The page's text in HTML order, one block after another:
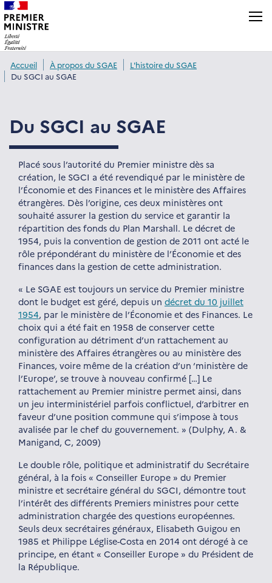
Panneau de gestion des cookies
Accueil À propos du SGAE
L'histoire du SGAE
Du SGCI au SGAE
Du SGCI au SGAE
Placé sous l’autorité du Premier ministre dès sa
création, le SGCI a été revendiqué par le ministère de
l’Économie et des Finances et le ministère des Affaires
étrangères. Dès l’origine, ces deux ministères ont
souhaité assurer la gestion du service et garantir la
répartition des fonds du Plan Marshall. Le décret de
1954, puis la convention de gestion de 2011 ont acté le
rôle prépondérant du ministère de l’Économie et des
finances dans la gestion de cette administration.
« Le SGAE est toujours un service du Premier ministre
dont le budget est géré, depuis un décret du 10 juillet
1954, par le ministère de l’Économie et des Finances. Le
choix qui a été fait en 1958 de conserver cette
configuration au détriment d’un rattachement au
ministère des Affaires étrangères ou au ministère des
Finances, voire même de la création d’un ‘ministère de
l’Europe’, se trouve à nouveau confirmé […] Le
rattachement au Premier ministre permet ainsi, dans
un jeu interministériel parfois conflictuel, d’arbitrer en
faveur d’une position commune qui s’impose à tous
avalisée par le chef du gouvernement. » (Dulphy, A. &
Manigand, C, 2009)
Le double rôle, politique et administratif du Secrétaire
général, à la fois « Conseiller Europe » du Premier
ministre et secrétaire général du SGCI, démontre tout
l’intérêt des différents Premiers ministres pour cette
administration chargée des questions européennes.
Seuls deux secrétaires généraux, Elisabeth Guigou en
1985 et Philippe Léglise-Costa en 2014 ont dérogé à ce
principe, en étant « Conseiller Europe » du Président de
la République.